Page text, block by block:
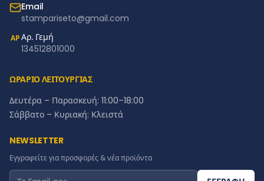
Email
stampariseto@gmail.com
ΑΡΑρ. Γεμή
134512801000
ΩΡΑΡΙΟ ΛΕΙΤΟΥΡΓΙΑΣ
Δευτέρα – Παρασκευή: 11:00–18:00
Σάββατο – Κυριακή: Κλειστά
NEWSLETTER
Εγγραφείτε για προσφορές & νέα προϊόντα